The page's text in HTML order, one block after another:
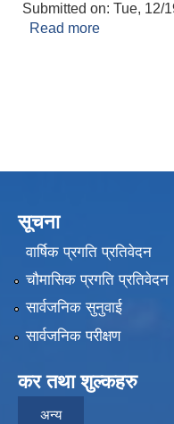
Submitted on: Tue, 12/
Read more
सूचना
वार्षिक प्रगति प्रतिवेदन
चौमासिक प्रगति प्रतिवेदन
सार्वजनिक सुनुवाई
सार्वजनिक परीक्षण
कर तथा शुल्कहरु
अन्य